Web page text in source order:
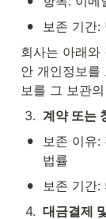
•
보존 기간:
회사는 아래와
안 개인정보를
보를 그 보관
3. 계약 또는
•
보존 이유:
법률
•
보존 기간:
4. 대금결제